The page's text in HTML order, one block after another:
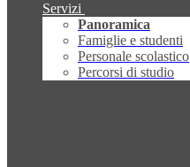
Servizi
Panoramica
Famiglie e studenti
Personale scolastico
Percorsi di studio